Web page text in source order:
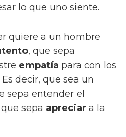
lo que uno siente.
quiere a un hombre
, que sepa
empatía para con los
decir, que sea un
sepa entender el
sepa apreciar a la